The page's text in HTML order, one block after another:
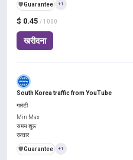
$ 0.45 / 1000
खरीदना
️🛡️Guarantee +1
South Korea traffic from YouTube
गारंटी
Min Max
समय शुरू
रफ़्तार
️🛡️Guarantee +1